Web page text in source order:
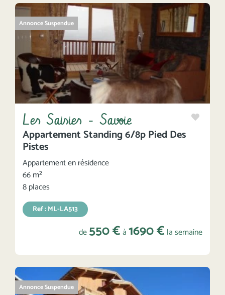
Annonce Suspendue
Les Saisies - Savoie
Appartement Standing 6/8p Pied Des
Pistes
Appartement en résidence
66 m²
8 places
Ref : ML-LA513
de550 €à1690 € la semaine
Annonce Suspendue